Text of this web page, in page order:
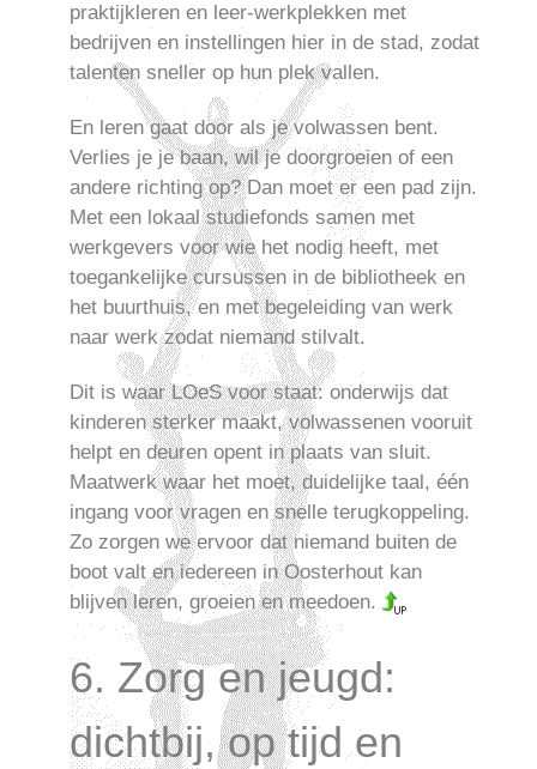
praktijkleren en leer-werkplekken met
bedrijven en instellingen hier in de stad, zodat
talenten sneller op hun plek vallen.
En leren gaat door als je volwassen bent.
Verlies je je baan, wil je doorgroeien of een
andere richting op? Dan moet er een pad zijn.
Met een lokaal studiefonds samen met
werkgevers voor wie het nodig heeft, met
toegankelijke cursussen in de bibliotheek en
het buurthuis, en met begeleiding van werk
naar werk zodat niemand stilvalt.
Dit is waar LOeS voor staat: onderwijs dat
kinderen sterker maakt, volwassenen vooruit
helpt en deuren opent in plaats van sluit.
Maatwerk waar het moet, duidelijke taal, één
ingang voor vragen en snelle terugkoppeling.
Zo zorgen we ervoor dat niemand buiten de
boot valt en iedereen in Oosterhout kan
blijven leren, groeien en meedoen.
6. Zorg en jeugd:
dichtbij, op tijd en